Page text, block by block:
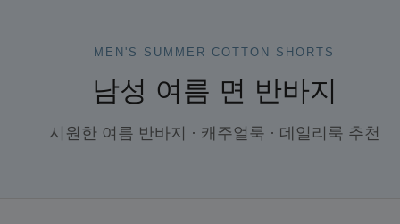
MEN'S SUMMER COTTON SHORTS
남성 여름 면 반바지
시원한 여름 반바지 · 캐주얼룩 · 데일리룩 추천